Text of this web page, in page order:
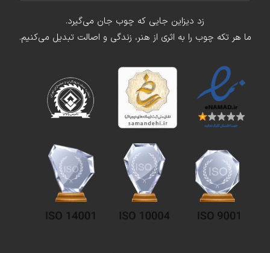
زد دیزاین جایی که چوب جان می‌گیرد.
ما هر تکه چوب را به اثری از هنر، زندگی و اصالت تبدیل می‌کنیم.